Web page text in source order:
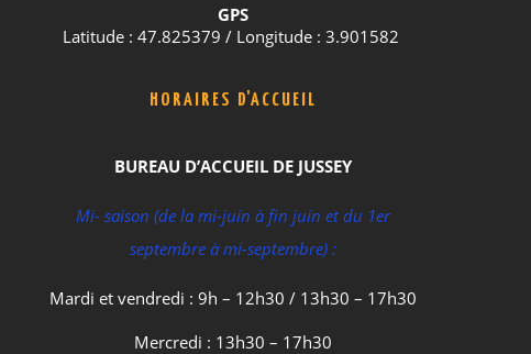
GPS
Latitude : 47.825379 / Longitude : 3.901582
HORAIRES D'ACCUEIL
BUREAU D’ACCUEIL DE JUSSEY
Mi- saison (de la mi-juin à fin juin et du 1er
septembre à mi-septembre) :
Mardi et vendredi : 9h – 12h30 / 13h30 – 17h30
Mercredi : 13h30 – 17h30